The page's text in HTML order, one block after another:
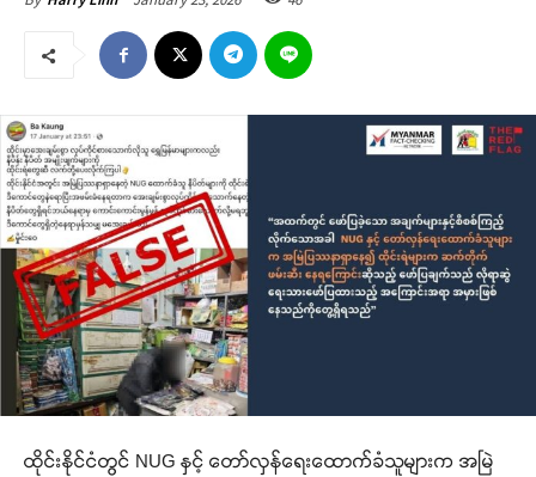
ထိုင်းနိုင်ငံတွင် NUG နှင့် တော်လှန်ရေးထောက်ခံသူများက အမြဲ